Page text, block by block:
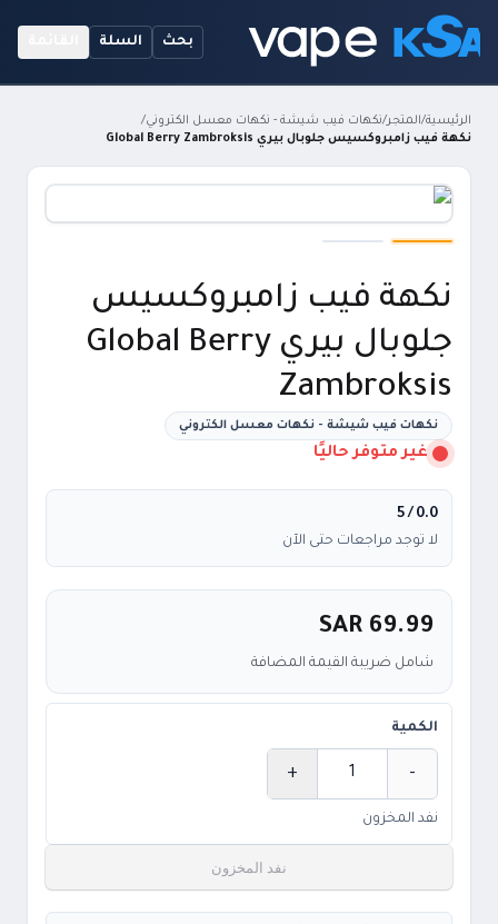
بحث السلة
الرئيسية/المتجر/نكهات فيب شيشة - نكهات معسل الكتروني/
نكهة فيب زامبروكسيس جلوبال بيري Global Berry Zambroksis
نكهة فيب زامبروكسيس
جلوبال بيري Global Berry
Zambroksis
نكهات فيب شيشة - نكهات معسل الكتروني
غير متوفر حاليًا
0.0
/ 5
لا توجد مراجعات حتى الآن
SAR 69.99
شامل ضريبة القيمة المضافة
الكمية
-
+
نفد المخزون
نفد المخزون